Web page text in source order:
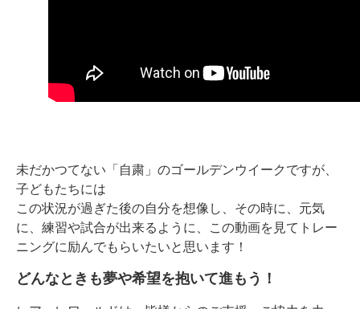
未だかつてない「自粛」のゴールデンウイークですが、
子どもたちには
この状況が過ぎた後の自分を想像し、その時に、元気
に、練習や試合が出来るように、この動画を見てトレー
ニングに励んでもらいたいと思います！
どんなときも夢や希望を抱いて進もう！